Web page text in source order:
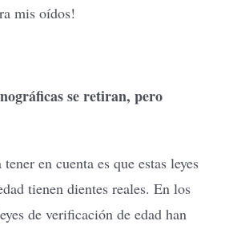
mis oídos!
se retiran, pero
en cuenta es que estas leyes
tienen dientes reales. En los
de verificación de edad han